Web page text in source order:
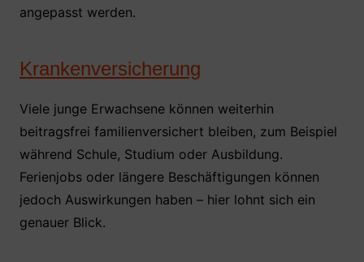
angepasst werden.
Krankenversicherung
Viele junge Erwachsene können weiterhin
beitragsfrei familienversichert bleiben, zum Beispiel
während Schule, Studium oder Ausbildung.
Ferienjobs oder längere Beschäftigungen können
jedoch Auswirkungen haben – hier lohnt sich ein
genauer Blick.